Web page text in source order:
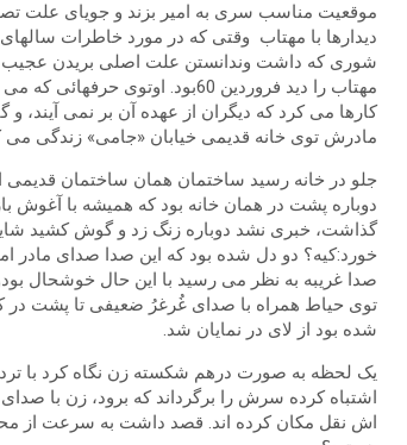
موقعیت مناسب سری به امیر بزند و جویای علت
دیدارها با مهتاب وقتی که در مورد خاطرات
شوری که داشت وندانستن علت اصلی بریدن عجیب
مهتاب را دید فروردین 60بود.
کارها می کرد که دیگران از عهده آن بر نمی
مادرش توی خانه قدیمی خیابان «جامی» زندگی می
دوباره پشت در همان خانه بود که همیشه با آغوش
گذاشت، خبری نشد دوباره زنگ زد و گوش کشید
خورد:کیه؟ دو دل شده بود که این صدا صدای مادر
صدا غریبه به نظر می رسید با این حال خوشحال
توی حیاط همراه با صدای غُرغرُ ضعیفی تا پشت در
شده بود از لای در نمایان شد.
یک لحظه به صورت درهم شکسته زن نگاه کرد با
اشتباه کرده سرش را برگرداند که برود، زن با
اش نقل مکان کرده اند. قصد داشت به سرعت از